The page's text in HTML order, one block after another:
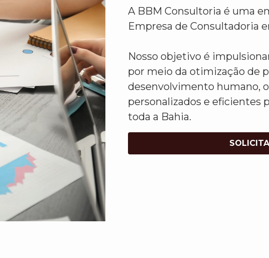
A BBM Consultoria é uma
Empresa de Consultadoria
Nosso objetivo é
por meio da otimização de
desenvolvimento humano,
personalizados e eficientes
toda a Bahia.